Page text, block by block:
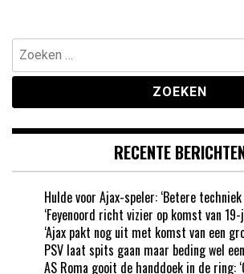
Zoeken
naar:
RECENTE
Hulde voor Ajax-speler: ‘Betere
‘Feyenoord richt vizier op komst van
‘Ajax pakt nog uit met komst van een
PSV laat spits gaan maar beding wel
AS Roma gooit de handdoek in de ring: